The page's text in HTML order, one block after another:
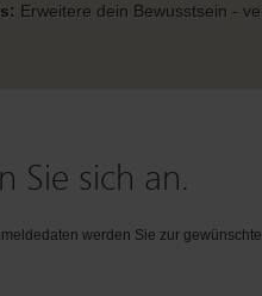
Erweitere dein Bewusstsein -
Sie sich an.
werden Sie zur